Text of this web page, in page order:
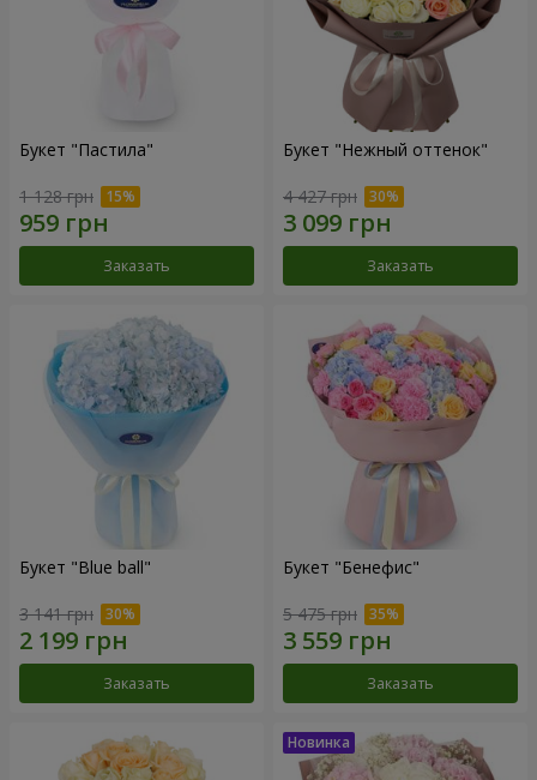
Букет "Пастила"
1 128 грн
Заказать
Букет "Нежный оттенок"
4 427 грн
Заказать
Букет "Blue ball"
3 141 грн
Заказать
Букет "Бенефис"
5 475 грн
Заказать